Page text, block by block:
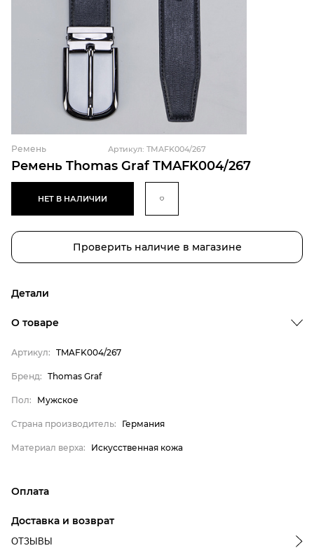
Ремень Thomas Graf TMAFK004/267
Ремень Артикул: TMAFK004/267
НЕТ В НАЛИЧИИ
Проверить наличие в магазине
Детали
Thomas Graf
Мужское
О товаре
Артикул: TMAFK004/267
Бренд: Thomas Graf
Пол: Мужское
Страна производитель: Германия
Материал верха: Искусственная кожа
Оплата
магазина
Доставка и возврат
ОТЗЫВЫ